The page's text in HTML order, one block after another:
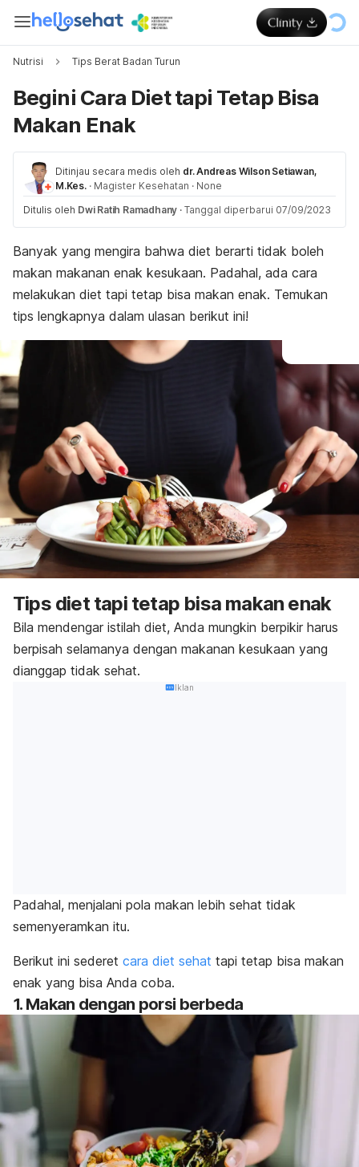
Nutrisi Tips Berat Badan Turun
Begini Cara Diet tapi Tetap Bisa
Makan Enak
Ditinjau secara medis oleh dr. Andreas Wilson Setiawan,
M.Kes. · Magister Kesehatan · None
Ditulis oleh Dwi Ratih Ramadhany · Tanggal diperbarui 07/09/2023
Banyak yang mengira bahwa diet berarti tidak boleh
makan makanan enak kesukaan. Padahal, ada cara
melakukan diet tapi tetap bisa makan enak. Temukan
tips lengkapnya dalam ulasan berikut ini!
Tips diet tapi tetap bisa makan enak
Bila mendengar istilah diet, Anda mungkin berpikir harus
berpisah selamanya dengan makanan kesukaan yang
dianggap tidak sehat.
Iklan
Padahal, menjalani pola makan lebih sehat tidak
semenyeramkan itu.
Berikut ini sederet cara diet sehat tapi tetap bisa makan
enak yang bisa Anda coba.
1. Makan dengan porsi berbeda